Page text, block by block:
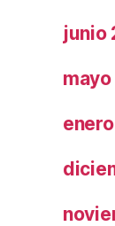
junio